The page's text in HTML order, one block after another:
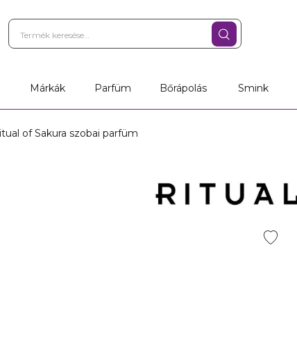
Márkák Parfüm Bőrápolás Smink
of Sakura szobai parfüm